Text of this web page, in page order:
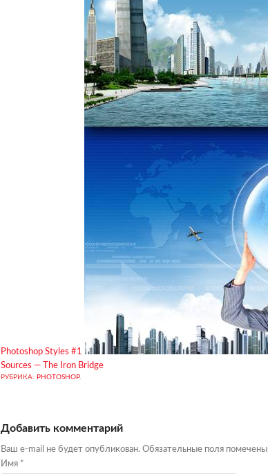
Photoshop Styles #1
Sources — The Iron Bridge
РУБРИКА: PHOTOSHOP.
Добавить комментарий
Ваш e-mail не будет опубликован. Обязательные поля помечены
Имя *